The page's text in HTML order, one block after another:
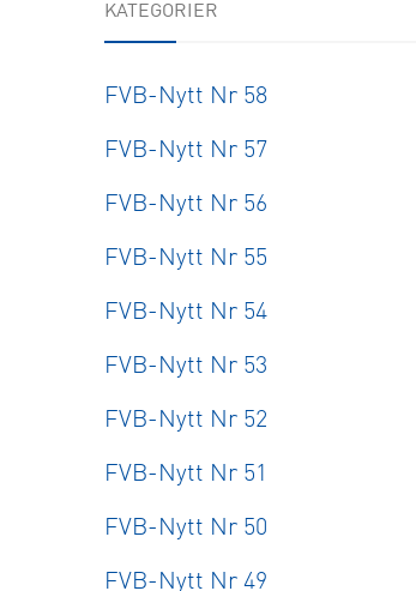
KATEGORIER
FVB-Nytt Nr 58
FVB-Nytt Nr 57
FVB-Nytt Nr 56
FVB-Nytt Nr 55
FVB-Nytt Nr 54
FVB-Nytt Nr 53
FVB-Nytt Nr 52
FVB-Nytt Nr 51
FVB-Nytt Nr 50
FVB-Nytt Nr 49